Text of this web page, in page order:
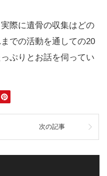
際に遺骨の収集はどの
での活動を通しての20
ぷりとお話を伺ってい
次の記事